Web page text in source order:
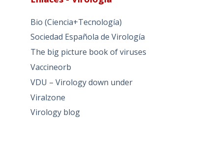
Bio (Ciencia+Tecnología)
Sociedad Española de Virología
The big picture book of viruses
Vaccineorb
VDU – Virology down under
Viralzone
Virology blog